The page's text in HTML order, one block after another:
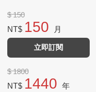
$ 150
NT$ 150 月
立即訂閱
$ 1800
NT$ 1440 年